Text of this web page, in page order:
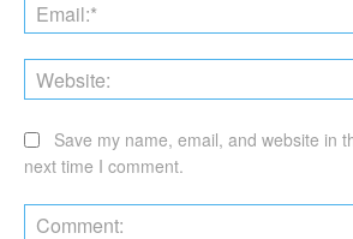
Save my name, email, and website in
next time I comment.